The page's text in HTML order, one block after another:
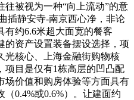
被视为一种“向上流动”的意
插静安寺-南京西心净，非论
有约6.6米超大面宽的餐客
的资产设置装备摆设选择，项
光核心、上海金融街购物核
项目是仅有1栋高层的凹凸配
场价值和购房体验等方面具有
0.4%或0.6%）。让建面约